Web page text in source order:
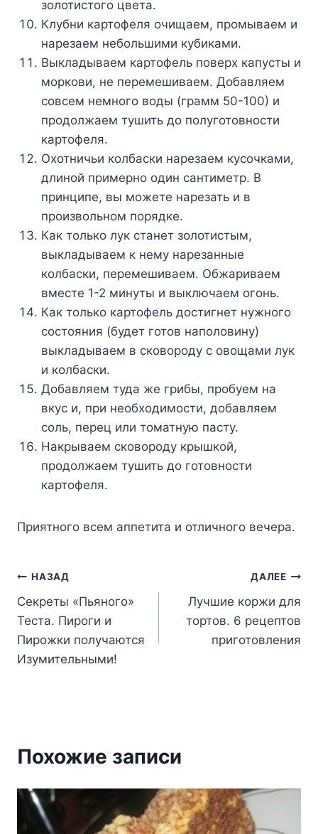
золотистого цвета.
Клубни картофеля очищаем, промываем и
нарезаем небольшими кубиками.
Выкладываем картофель поверх капусты и
моркови, не перемешиваем. Добавляем
совсем немного воды (грамм 50-100) и
продолжаем тушить до полуготовности
картофеля.
Охотничьи колбаски нарезаем кусочками,
длиной примерно один сантиметр. В
принципе, вы можете нарезать и в
произвольном порядке.
Как только лук станет золотистым,
выкладываем к нему нарезанные
колбаски, перемешиваем. Обжариваем
вместе 1-2 минуты и выключаем огонь.
Как только картофель достигнет нужного
состояния (будет готов наполовину)
выкладываем в сковороду с овощами лук
и колбаски.
Добавляем туда же грибы, пробуем на
вкус и, при необходимости, добавляем
соль, перец или томатную пасту.
Накрываем сковороду крышкой,
продолжаем тушить до готовности
картофеля.
Приятного всем аппетита и отличного вечера.
Навигация
по
записям
НАЗАД
Секреты «Пьяного»
Теста. Пироги и
Пирожки получаются
Изумительными!
ДАЛЕЕ
Лучшие коржи для
тортов. 6 рецептов
приготовления
Похожие записи